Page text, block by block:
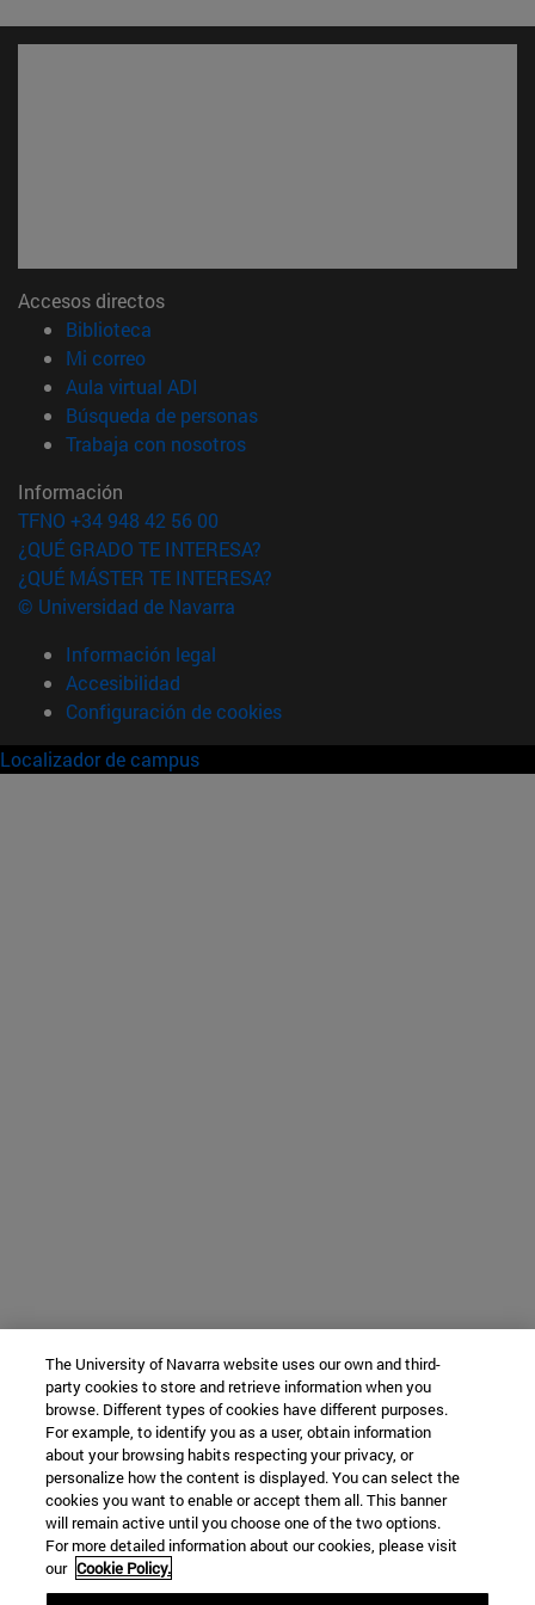
Accesos directos
Biblioteca
Mi correo(abre en nueva ventana)
Aula virtual ADI
Búsqueda de personas(abre en nueva ventana)
Trabaja con nosotros(abre en nueva ventana)
Información
TFNO +34 948 42 56 00
¿QUÉ GRADO TE INTERESA?
¿QUÉ MÁSTER TE INTERESA?
© Universidad de Navarra
Información legal
Accesibilidad
Configuración de cookies
Localizador de campus
The University of Navarra website uses our own and third-
party cookies to store and retrieve information when you
browse. Different types of cookies have different purposes.
For example, to identify you as a user, obtain information
about your browsing habits respecting your privacy, or
personalize how the content is displayed. You can select the
cookies you want to enable or accept them all. This banner
will remain active until you choose one of the two options.
For more detailed information about our cookies, please visit
our Cookie Policy.